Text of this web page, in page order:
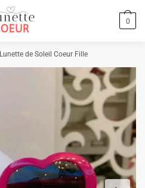
0
Lunette de Soleil Coeur Fille